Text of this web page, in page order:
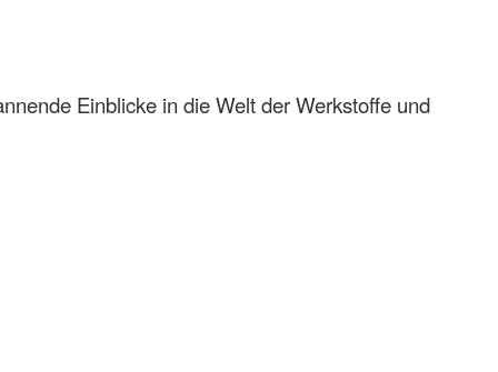
Einblicke in die Welt der Werkstoffe und